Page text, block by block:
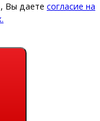
Вы даете согласие на